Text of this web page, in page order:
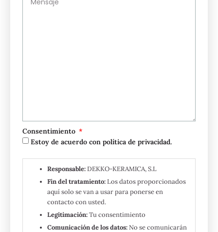
Consentimiento
Estoy de acuerdo con política de privacidad.
Responsable:DEKKO-KERAMICA, S.L
Fin del tratamiento:Los datos proporcionados
aquí solo se van a usar para ponerse en
contacto con usted.
Legitimación:Tu consentimiento
Comunicación de los datos:No se comunicarán